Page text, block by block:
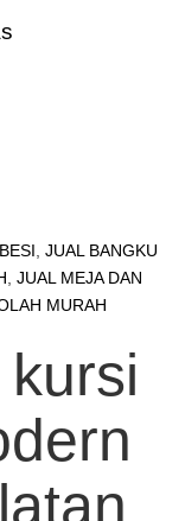
JUAL BANGKU
JUAL MEJA DAN
MURAH